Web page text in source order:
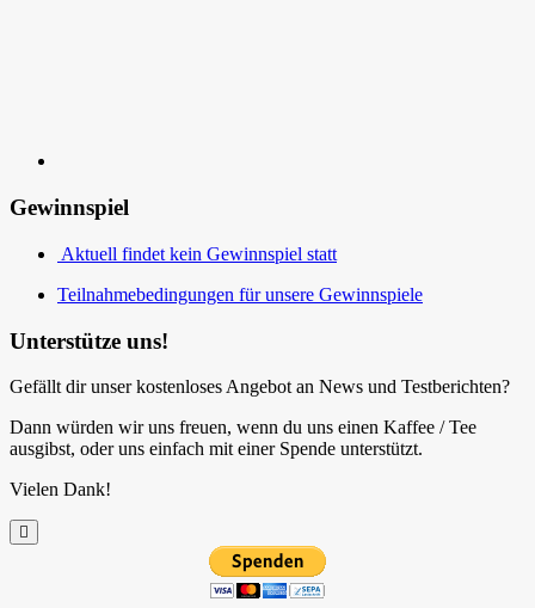
Gewinnspiel
Aktuell findet kein Gewinnspiel statt
Teilnahmebedingungen für unsere Gewinnspiele
Unterstütze uns!
Gefällt dir unser kostenloses Angebot an News und Testberichten?
Dann würden wir uns freuen, wenn du uns einen Kaffee / Tee
ausgibst, oder uns einfach mit einer Spende unterstützt.
Vielen Dank!